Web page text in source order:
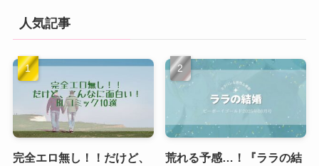
人気記事
完全エロ無し！！だけど、
荒れる予感…！『ララの結